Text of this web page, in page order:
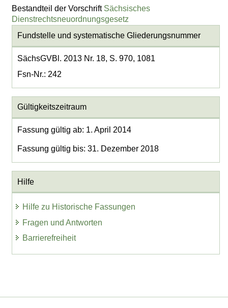
Bestandteil der Vorschrift Sächsisches
Dienstrechtsneuordnungsgesetz
Fundstelle und systematische Gliederungsnummer
SächsGVBl. 2013 Nr. 18, S. 970, 1081
Fsn-Nr.: 242
Gültigkeitszeitraum
Fassung gültig ab: 1. April 2014
Fassung gültig bis: 31. Dezember 2018
Hilfe
Hilfe zu Historische Fassungen
Fragen und Antworten
Barrierefreiheit